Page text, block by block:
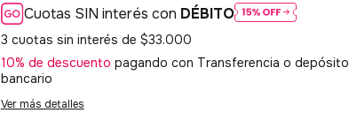
Cuotas SIN interés con DÉBITO
3 cuotas sin interés de $33.000
10% de descuento pagando con Transferencia o depósito
bancario
Ver más detalles